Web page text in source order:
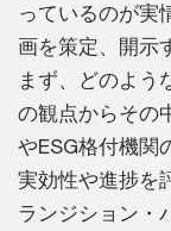
っているのが実
画を策定、開示
まず、どのよう
の観点からその
やESG格付機関
実効性や進捗を
ランジション・